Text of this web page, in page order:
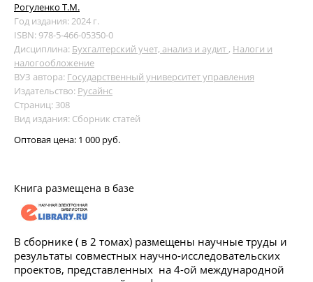
Рогуленко Т.М.
Год издания: 2024 г.
ISBN: 978-5-466-05350-0
Дисциплина: Бухгалтерский учет, анализ и аудит , Налоги и
налогообложение
ВУЗ автора: Государственный университет управления
Издательство: Русайнс
Страниц: 308
Вид издания: Сборник статей
Оптовая цена: 1 000 руб.
Книга размещена в базе
В сборнике ( в 2 томах) размещены научные труды и
результаты совместных научно-исследовательских
проектов, представленных на 4-ой международной